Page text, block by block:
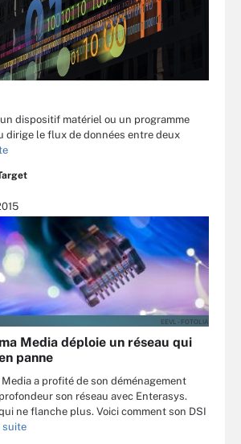
dispositif matériel ou un programme
dirige le flux de données entre deux
EEVL - FOTOLIA
Media déploie un réseau qui
panne
a profité de son déménagement
son réseau avec Enterasys.
ne flanche plus. Voici comment son DSI
suite